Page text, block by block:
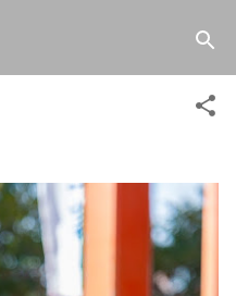
ンテンツに移動